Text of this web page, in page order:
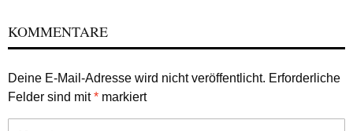
KOMMENTARE
Deine E-Mail-Adresse wird nicht veröffentlicht. Erforderliche
Felder sind mit* markiert